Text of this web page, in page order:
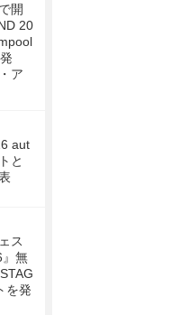
開
20
ア
aut
と
ス
』無
を発